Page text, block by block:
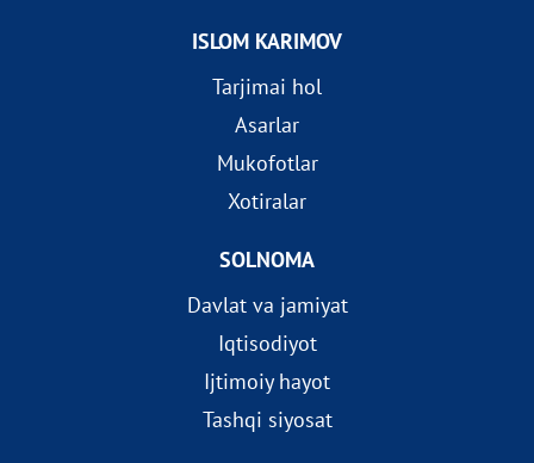
ISLOM KARIMOV
Tarjimai hol
Asarlar
Mukofotlar
Xotiralar
SOLNOMA
Davlat va jamiyat
Iqtisodiyot
Ijtimoiy hayot
Tashqi siyosat